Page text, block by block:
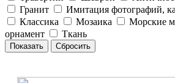
Гранит
Имитация фотографий,
Классика
Мозаика Морские
орнамент
Ткань